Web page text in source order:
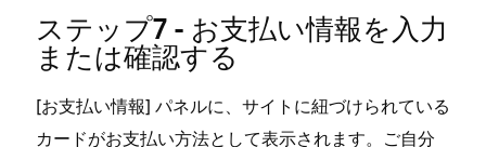
ステ⁠ップ7 - お支払い情報を入力
または確認する
[⁠お支払い情報⁠] パネルに⁠、サイトに紐づけられている
カ⁠ードがお支払い方法として表示されます⁠。ご自分